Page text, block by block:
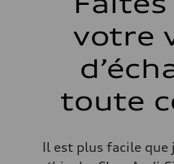
Système de freinage
Système de freinage
single piston front and single
Electromechanical Steering
Poids brut admissible
votre
toute
Il est plus facile que